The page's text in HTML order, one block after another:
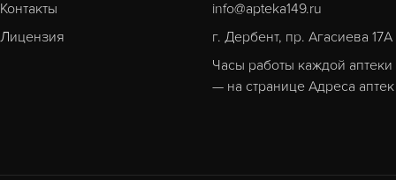
Контакты
Лицензия
info@apteka149.ru
г. Дербент, пр. Агасиева 17А
Часы работы каждой аптеки
— на странице Адреса аптек